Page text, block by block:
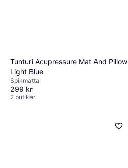
Tunturi Acupressure Mat And Pillow
Light Blue
Spikmatta
299 kr
2 butiker